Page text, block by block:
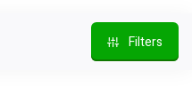
Filters